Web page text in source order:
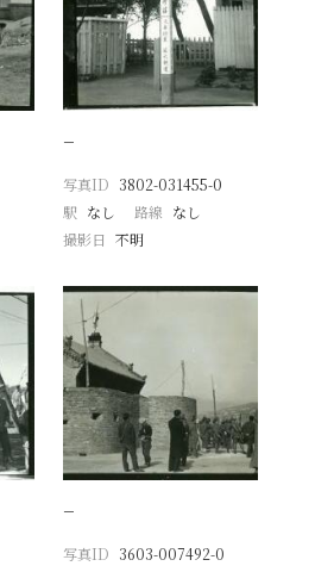
−
写真ID 3802-031455-0
駅 なし 路線 なし
撮影日 不明
−
写真ID 3603-007492-0